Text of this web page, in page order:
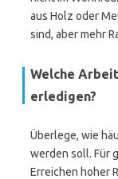
aus Holz oder
sind, aber mehr
Welche
erledigen?
Überlege, wie
werden soll. Für
Erreichen hoher